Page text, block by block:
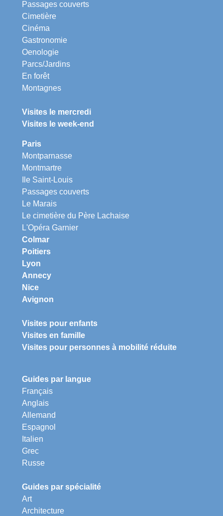
Passages couverts
Cimetière
Cinéma
Gastronomie
Oenologie
Parcs/Jardins
En forêt
Montagnes
Visites le mercredi
Visites le week-end
Paris
Montparnasse
Montmartre
Ile Saint-Louis
Passages couverts
Le Marais
Le cimetière du Père Lachaise
L'Opéra Garnier
Colmar
Poitiers
Lyon
Annecy
Nice
Avignon
Visites pour enfants
Visites en famille
Visites pour personnes à mobilité réduite
Guides par langue
Français
Anglais
Allemand
Espagnol
Italien
Grec
Russe
Guides par spécialité
Art
Architecture